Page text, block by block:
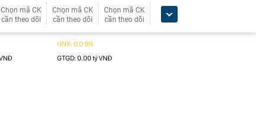
Chọn mã CK
cần theo dõi
Chọn mã CK
cần theo dõi
Chọn mã CK
cần theo dõi